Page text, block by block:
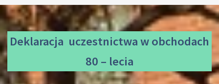
Deklaracja uczestnictwaw obchodach
80 – lecia